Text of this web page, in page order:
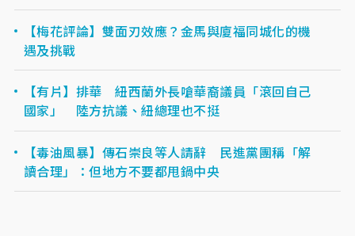
【梅花評論】雙面刃效應？金馬與廈福同城化的機
遇及挑戰
【有片】排華 紐西蘭外長嗆華裔議員「滾回自己
國家」 陸方抗議、紐總理也不挺
【毒油風暴】傳石崇良等人請辭 民進黨團稱「解
讀合理」：但地方不要都甩鍋中央